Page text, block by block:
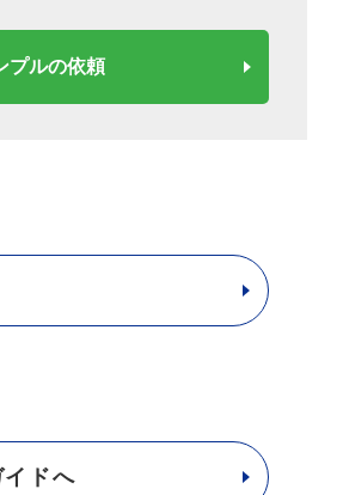
プルの依頼
イドへ